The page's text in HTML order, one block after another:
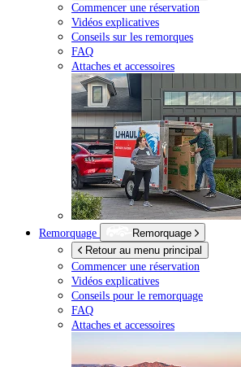
Commencer une réservation
Vidéos explicatives
Conseils sur les remorques
FAQ
Attaches et accessoires
Remorquage
Remorquage
Retour au menu principal
Commencer une réservation
Vidéos explicatives
Conseils pour le remorquage
FAQ
Attaches et accessoires